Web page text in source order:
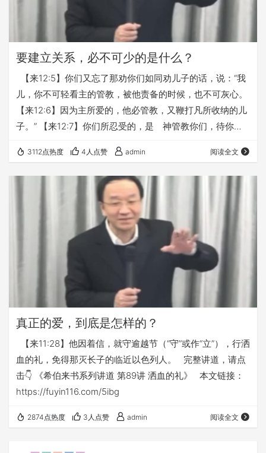
要建立关系，必不可少的是什么？
【来12:5】你们又忘了那劝你们如同劝儿子的话，说：“我
儿，你不可轻看主的管教，被他责备的时候，也不可灰心。
【来12:6】因为主所爱的，他必管教，又鞭打凡所收纳的儿
子。” 【来12:7】你们所忍受的，是 神管教你们，待你们
击👇 《希伯来书系列讲道 第102讲 管教的三大原则》 本文
链接： https://fuyin116.com/eyqk
3112点热度 4人点赞 admin 阅读全文
真正的爱，到底是怎样的？
【来11:28】他因着信，就守逾越节（“守”或作“立”），行洒
血的礼，免得那灭长子的临近以色列人。 完整讲道，请点
击👇 《希伯来书系列讲道 第89讲 洒血的礼》 本文链接：
https://fuyin116.com/5ibg
2874点热度 3人点赞 admin 阅读全文